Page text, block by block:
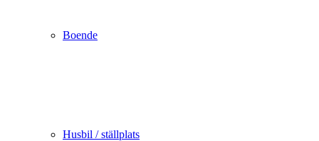
Boende
Husbil / ställplats